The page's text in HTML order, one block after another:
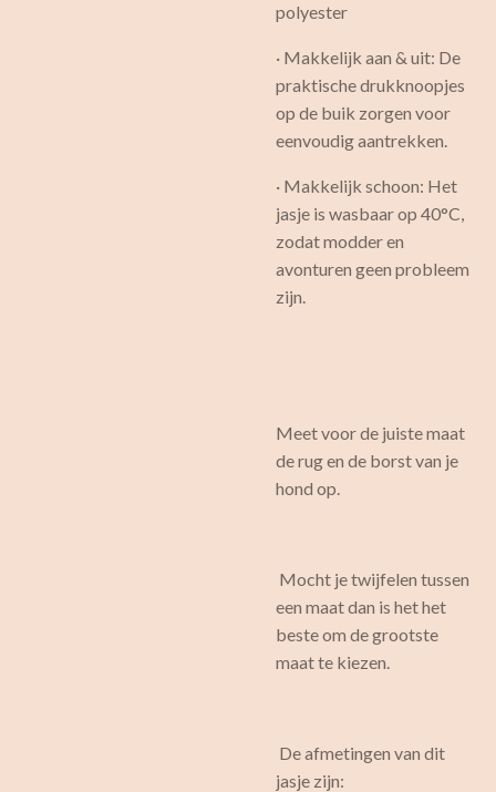
polyester
· Makkelijk aan & uit: De
praktische drukknoopjes
op de buik zorgen voor
eenvoudig aantrekken.
· Makkelijk schoon: Het
jasje is wasbaar op 40°C,
zodat modder en
avonturen geen probleem
zijn.
Meet voor de juiste maat
de rug en de borst van je
hond op.
Mocht je twijfelen tussen
een maat dan is het het
beste om de grootste
maat te kiezen.
De afmetingen van dit
jasje zijn: